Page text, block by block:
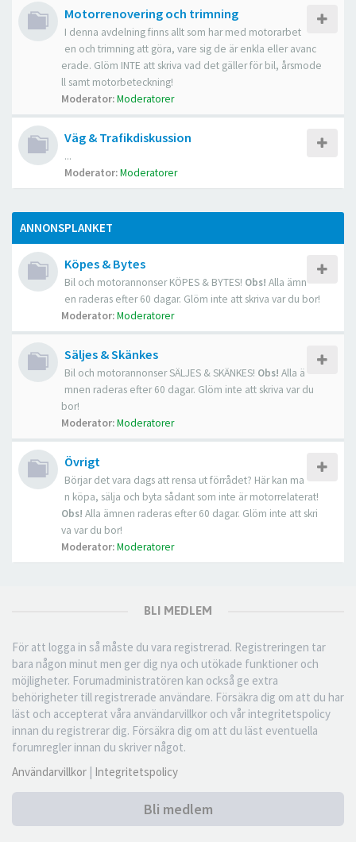
Motorrenovering och trimning
I denna avdelning finns allt som har med motorarbet
en och trimning att göra, vare sig de är enkla eller avanc
erade. Glöm INTE att skriva vad det gäller för bil, årsmode
ll samt motorbeteckning!
Moderator:Moderatorer
Väg & Trafikdiskussion
...
Moderator:Moderatorer
ANNONSPLANKET
Köpes & Bytes
Bil och motorannonser KÖPES & BYTES! Obs! Alla ämn
en raderas efter 60 dagar. Glöm inte att skriva var du bor!
Moderator:Moderatorer
Säljes & Skänkes
Bil och motorannonser SÄLJES & SKÄNKES! Obs! Alla ä
mnen raderas efter 60 dagar. Glöm inte att skriva var du
bor!
Moderator:Moderatorer
Övrigt
Börjar det vara dags att rensa ut förrådet? Här kan ma
n köpa, sälja och byta sådant som inte är motorrelaterat!
Obs! Alla ämnen raderas efter 60 dagar. Glöm inte att skri
va var du bor!
Moderator:Moderatorer
BLI MEDLEM
För att logga in så måste du vara registrerad. Registreringen tar
bara någon minut men ger dig nya och utökade funktioner och
möjligheter. Forumadministratören kan också ge extra
behörigheter till registrerade användare. Försäkra dig om att du har
läst och accepterat våra användarvillkor och vår integritetspolicy
innan du registrerar dig. Försäkra dig om att du läst eventuella
forumregler innan du skriver något.
Användarvillkor | Integritetspolicy
Bli medlem